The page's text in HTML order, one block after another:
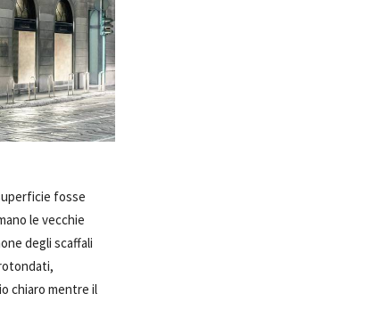
fosse
le vecchie
degli scaffali
chiaro mentre il